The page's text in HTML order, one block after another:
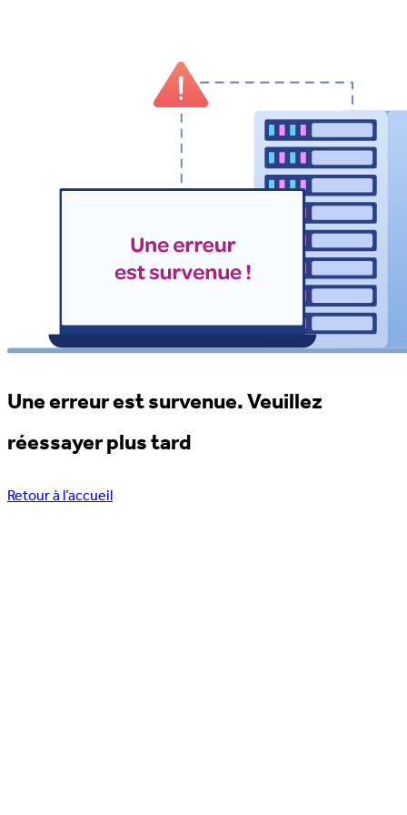
Une erreur est survenue. Veuillez
réessayer plus tard
Retour à l’accueil